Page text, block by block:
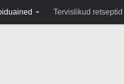
Tervislikud retseptid